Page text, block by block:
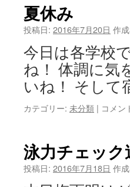
夏休み
投稿日: 2016年7月20日 作
今日は各学校
ね！ 体調に気
いね！ そして
カテゴリー: 未分類 | 夏
コメン
泳力チェック
投稿日: 2016年7月18日 作